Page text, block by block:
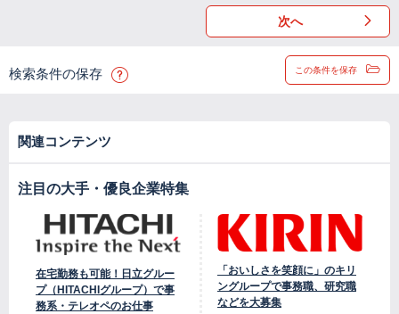
次へ
検索条件の保存 この条件を保存
関連コンテンツ
注目の大手・優良企業特集
在宅勤務も可能！日立グルー
プ（HITACHIグループ）で事
務系・テレオペのお仕事
「おいしさを笑顔に」のキリ
ングループで事務職、研究職
などを大募集